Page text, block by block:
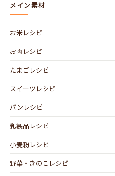
メイン素材
お米レシピ
お肉レシピ
たまごレシピ
スイーツレシピ
パンレシピ
乳製品レシピ
小麦粉レシピ
野菜・きのこレシピ